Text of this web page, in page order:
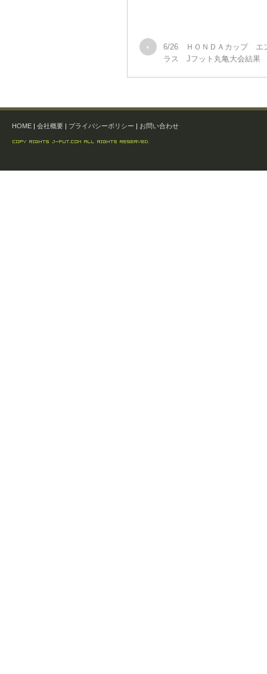
6/26 ＨＯＮＤＡカップ エ
ラス Jフット丸亀大会結果
HOME | 会社概要 | プライバシーポリシー | お問い合わせ